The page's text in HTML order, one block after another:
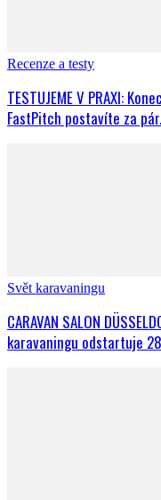
Recenze a testy
TESTUJEME V PRAXI:
FastPitch postavíte za
Svět karavaningu
CARAVAN SALON
karavaningu odstartuje